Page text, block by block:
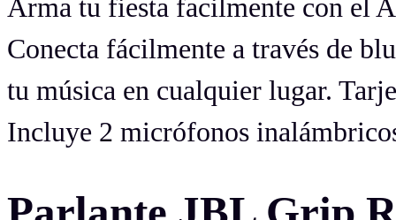
Arma tu fiesta facilmente con el
Conecta fácilmente a través de
tu música en cualquier lugar.
Incluye 2 micrófonos